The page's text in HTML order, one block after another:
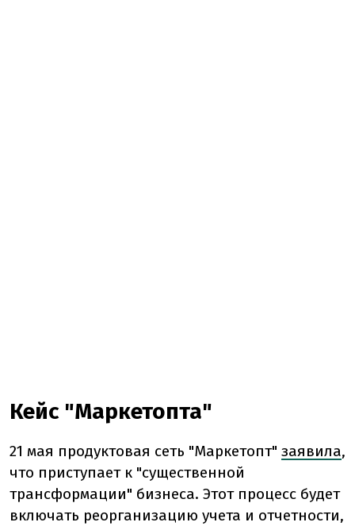
Кейс "Маркетопта"
21 мая продуктовая сеть "Маркетопт" заявила,
что приступает к "существенной
трансформации" бизнеса. Этот процесс будет
включать реорганизацию учета и отчетности,